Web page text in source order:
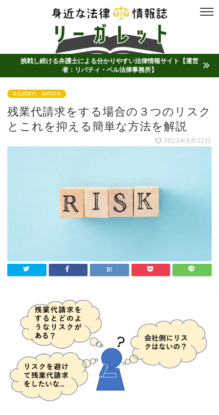
挑戦し続ける弁護士による分かりやすい法律情報サイト【運営
者：リバティ・ベル法律事務所】
未払残業代・給料請求
残業代請求をする場合の３つのリスク
とこれを抑える簡単な方法を解説
2023年8月22日